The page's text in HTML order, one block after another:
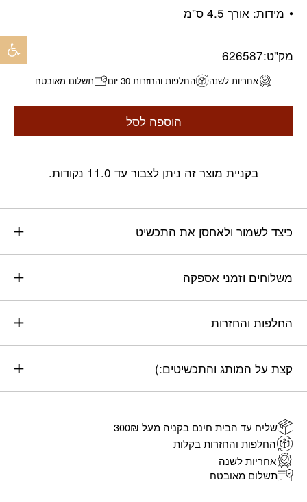
מידות: אורך 4.5 ס”מ
מק"ט:626587
אחריות לשנה החלפות והחזרות 30 יום תשלום מאובטח
הוספה לסל
בקניית מוצר זה ניתן לצבור עד 11.0 נקודות.
כיצד לשמור ולאחסן את התכשיט
משלוחים וזמני אספקה
החלפות והחזרות
קצת על המותג והתכשיטים:)
שליח עד הבית חינם בקניה מעל 300₪
החלפות והחזרות בקלות
אחריות לשנה
תשלום מאובטח